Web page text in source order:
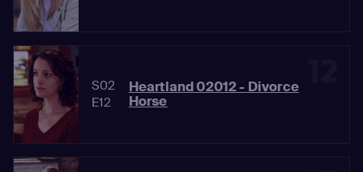
S02
E12
Heartland 02012 - Divorce
Horse